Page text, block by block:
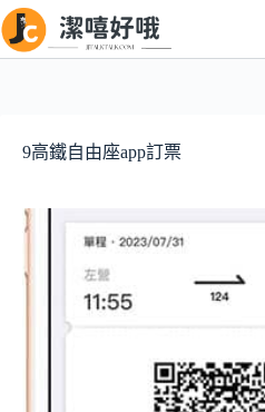
跳
至
9高鐵自由座app訂票